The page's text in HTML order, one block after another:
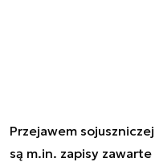
Przejawem
są m.in. zapisy